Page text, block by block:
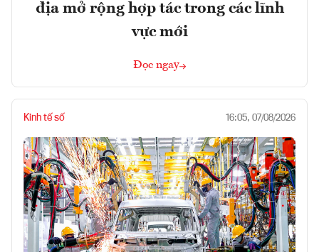
địa mở rộng hợp tác trong các lĩnh
vực mới
Đọc ngay
Kinh tế số 16:05, 07/08/2026